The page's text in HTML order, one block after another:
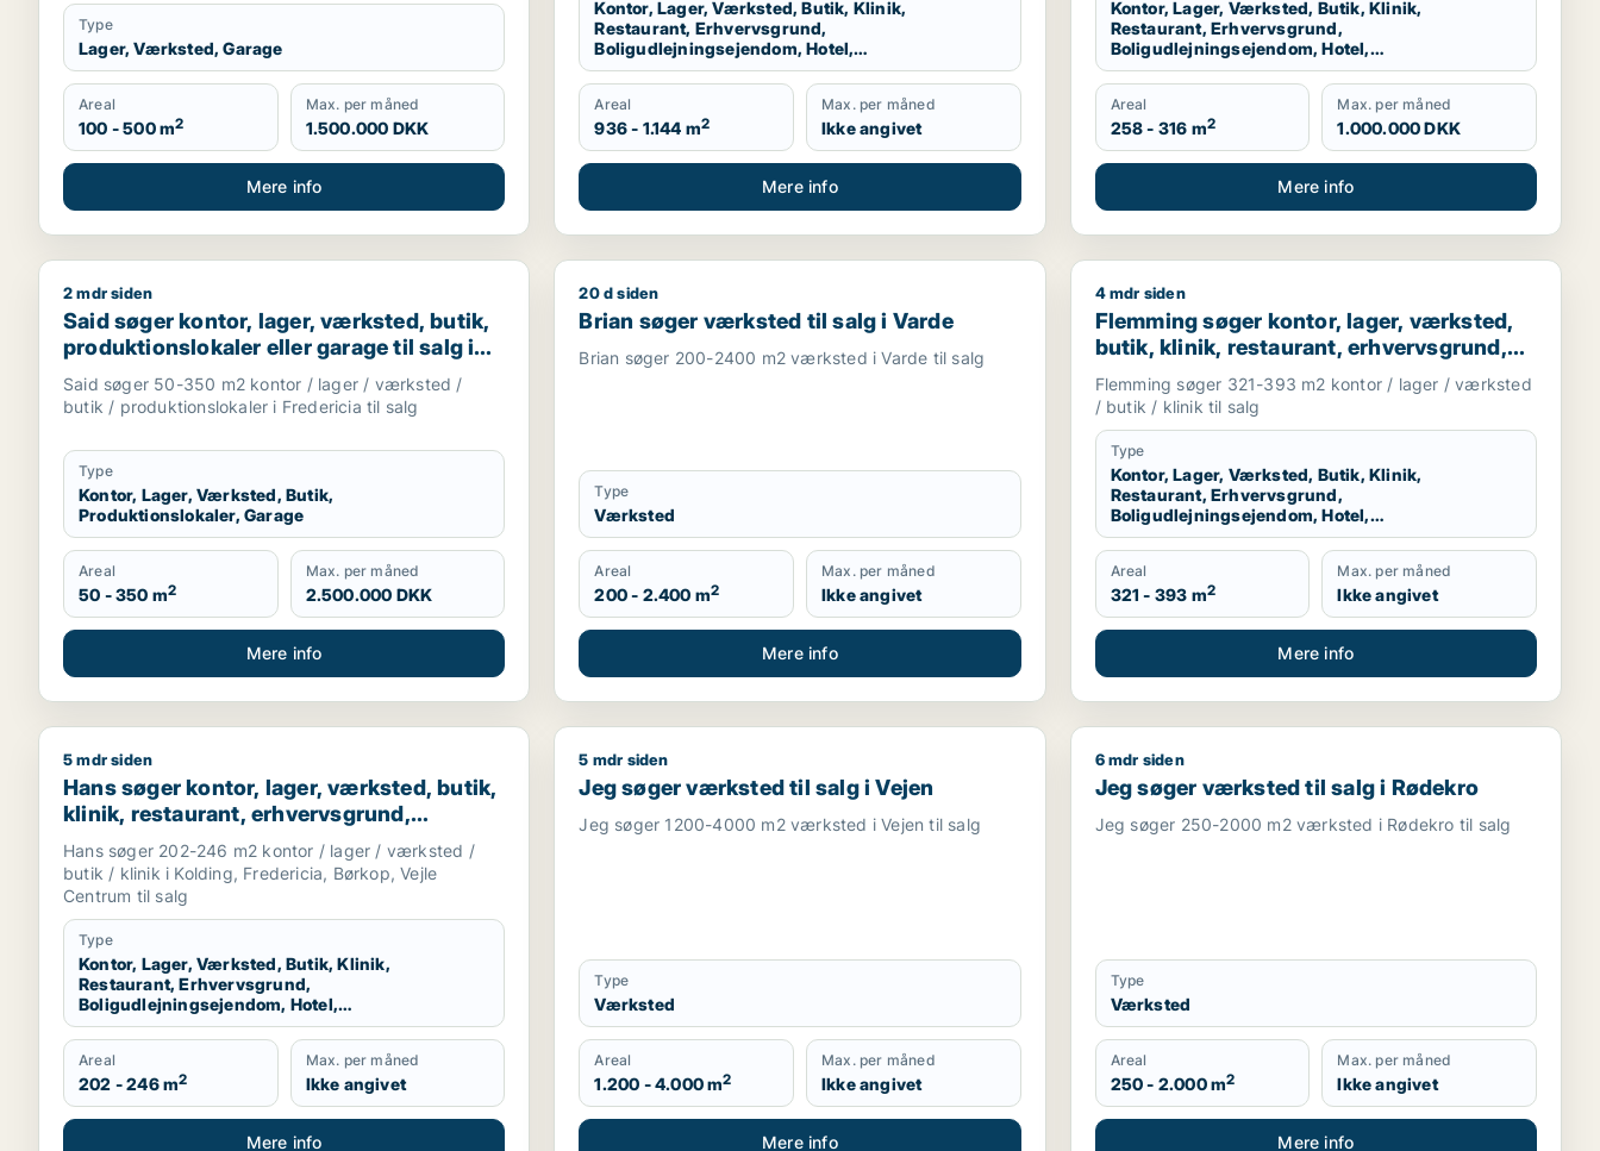
Type
Lager, Værksted, Garage
Areal
100 - 500 m2
Max. per måned
1.500.000 DKK
Mere info
Kontor, Lager, Værksted, Butik, Klinik,
Restaurant, Erhvervsgrund,
Boligudlejningsejendom, Hotel,
Produktionslokaler, Garage
Areal
936 - 1.144 m2
Max. per måned
Ikke angivet
Mere info
Kontor, Lager, Værksted, Butik, Klinik,
Restaurant, Erhvervsgrund,
Boligudlejningsejendom, Hotel,
Produktionslokaler, Garage
Areal
258 - 316 m2
Max. per måned
1.000.000 DKK
Mere info
Said søger kontor, lager, værksted, butik, produktionslokaler eller garage til salg i Fredericia
2 mdr siden
Said søger kontor, lager, værksted, butik,
produktionslokaler eller garage til salg i
Fredericia
Said søger 50-350 m2 kontor / lager / værksted /
butik / produktionslokaler i Fredericia til salg
Type
Kontor, Lager, Værksted, Butik,
Produktionslokaler, Garage
Areal
50 - 350 m2
Max. per måned
2.500.000 DKK
Mere info
Brian søger værksted til salg i Varde
20 d siden
Brian søger værksted til salg i Varde
Brian søger 200-2400 m2 værksted i Varde til salg
Type
Værksted
Areal
200 - 2.400 m2
Max. per måned
Ikke angivet
Mere info
Flemming søger kontor, lager, værksted, butik, klinik,
4 mdr siden
Flemming søger kontor, lager, værksted,
butik, klinik, restaurant, erhvervsgrund,
boligudlejningsejendom, hotel,
produktionslokaler eller garage til salg i
Kolding, Christiansfeld eller Sjølund m.fl.
Flemming søger 321-393 m2 kontor / lager / værksted
/ butik / klinik til salg
Type
Kontor, Lager, Værksted, Butik, Klinik,
Restaurant, Erhvervsgrund,
Boligudlejningsejendom, Hotel,
Produktionslokaler, Garage
Areal
321 - 393 m2
Max. per måned
Ikke angivet
Mere info
Hans søger kontor, lager, værksted, butik, klinik, restaurant, erhvervsgrund, boligudlejningsejendom, hotel, produktionslokaler eller garage til salg i Kolding,
5 mdr siden
Hans søger kontor, lager, værksted, butik,
klinik, restaurant, erhvervsgrund,
boligudlejningsejendom, hotel,
produktionslokaler eller garage til salg i
Kolding, Fredericia eller Børkop m.fl.
Hans søger 202-246 m2 kontor / lager / værksted /
butik / klinik i Kolding, Fredericia, Børkop, Vejle
Centrum til salg
Type
Kontor, Lager, Værksted, Butik, Klinik,
Restaurant, Erhvervsgrund,
Boligudlejningsejendom, Hotel,
Produktionslokaler, Garage
Areal
202 - 246 m2
Max. per måned
Ikke angivet
Mere info
Jeg søger værksted til salg i Vejen
5 mdr siden
Jeg søger værksted til salg i Vejen
Jeg søger 1200-4000 m2 værksted i Vejen til salg
Type
Værksted
Areal
1.200 - 4.000 m2
Max. per måned
Ikke angivet
Mere info
Jeg søger værksted til salg i Rødekro
6 mdr siden
Jeg søger værksted til salg i Rødekro
Jeg søger 250-2000 m2 værksted i Rødekro til salg
Type
Værksted
Areal
250 - 2.000 m2
Max. per måned
Ikke angivet
Mere info